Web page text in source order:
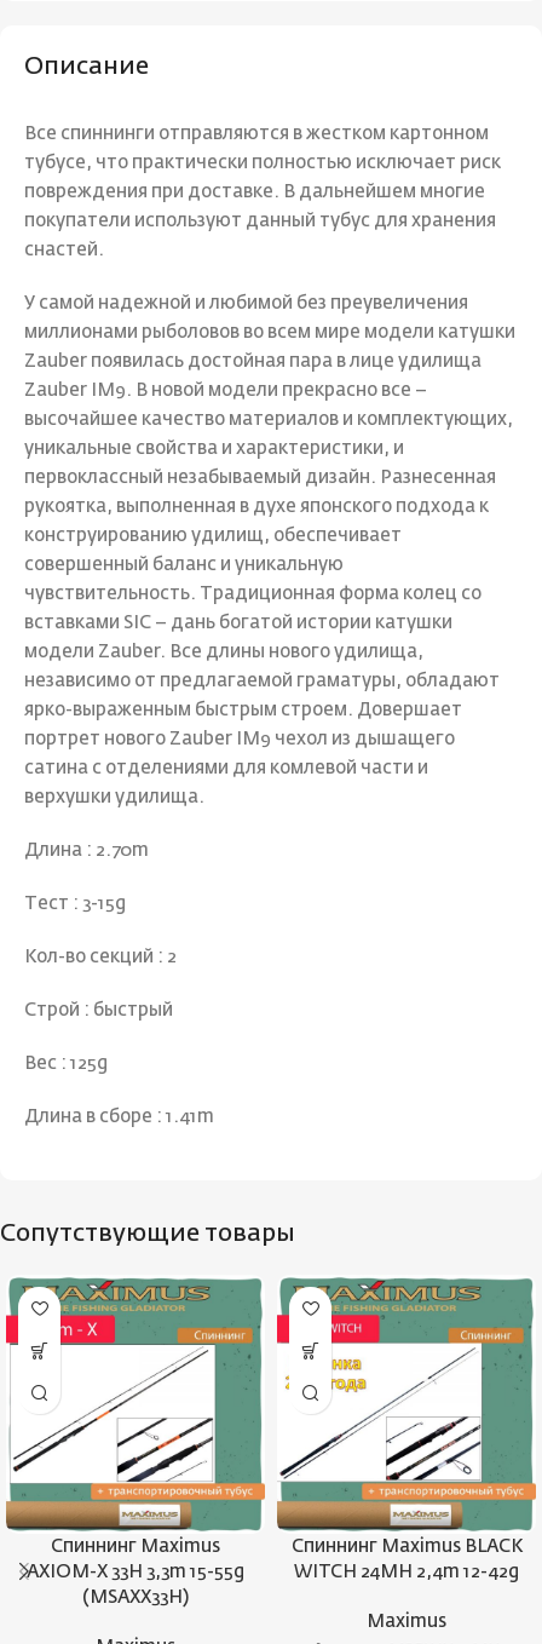
Описание
Все спиннинги отправляются в жестком картонном
тубусе, что практически полностью исключает риск
повреждения при доставке. В дальнейшем многие
покупатели используют данный тубус для хранения
снастей.
У самой надежной и любимой без преувеличения
миллионами рыболовов во всем мире модели катушки
Zauber появилась достойная пара в лице удилища
Zauber IM9. В новой модели прекрасно все –
высочайшее качество материалов и комплектующих,
уникальные свойства и характеристики, и
первоклассный незабываемый дизайн. Разнесенная
рукоятка, выполненная в духе японского подхода к
конструированию удилищ, обеспечивает
совершенный баланс и уникальную
чувствительность. Традиционная форма колец со
вставками SIC – дань богатой истории катушки
модели Zauber. Все длины нового удилища,
независимо от предлагаемой граматуры, обладают
ярко-выраженным быстрым строем. Довершает
портрет нового Zauber IM9 чехол из дышащего
сатина с отделениями для комлевой части и
верхушки удилища.
Длина : 2.70m
Тест : 3-15g
Кол-во секций : 2
Строй : быстрый
Вес : 125g
Длина в сборе : 1.41m
Сопутствующие товары
Спиннинг Maximus
AXIOM-X 33H 3,3m 15-55g
(MSAXX33H)
Спиннинг Maximus BLACK
WITCH 24MH 2,4m 12-42g
Maximus